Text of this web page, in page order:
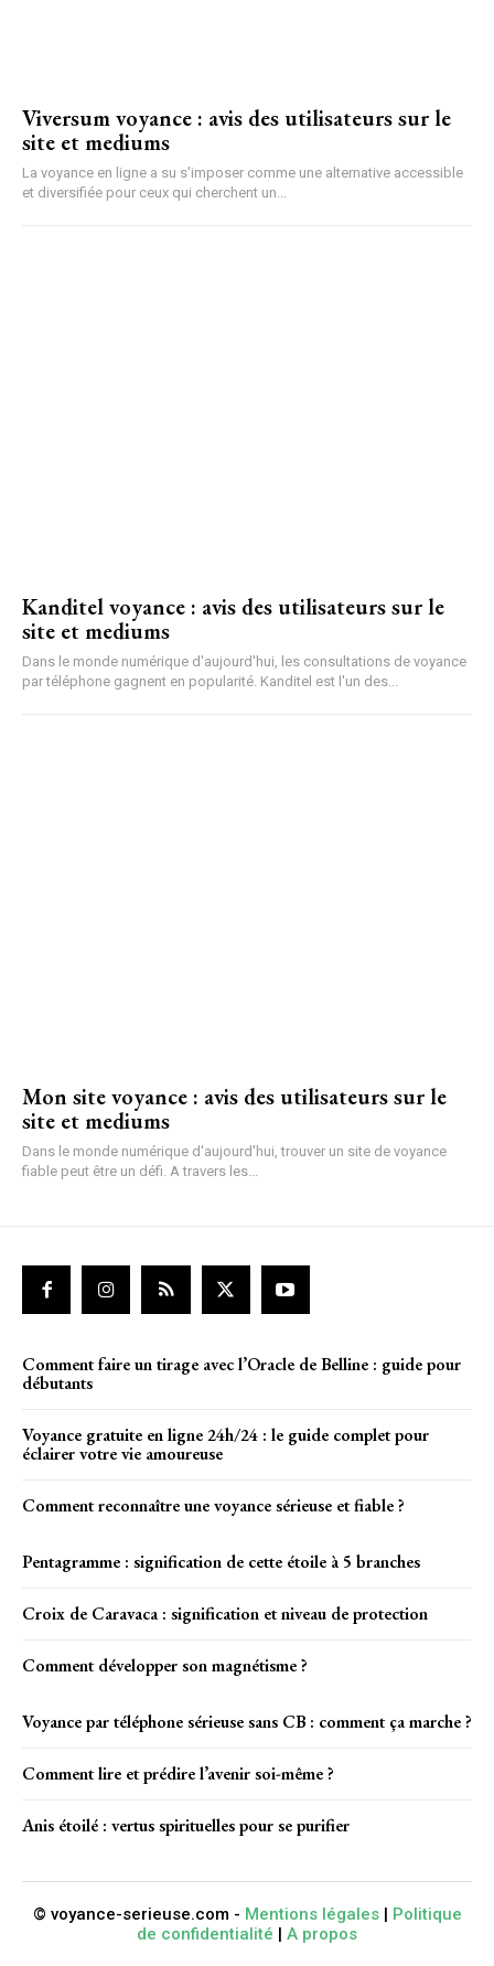
Viversum voyance : avis des utilisateurs sur le
site et mediums
La voyance en ligne a su s'imposer comme une alternative accessible
et diversifiée pour ceux qui cherchent un...
Kanditel voyance : avis des utilisateurs sur le
site et mediums
Dans le monde numérique d'aujourd'hui, les consultations de voyance
par téléphone gagnent en popularité. Kanditel est l'un des...
Mon site voyance : avis des utilisateurs sur le
site et mediums
Dans le monde numérique d'aujourd'hui, trouver un site de voyance
fiable peut être un défi. A travers les...
Comment faire un tirage avec l’Oracle de Belline : guide pour
débutants
Voyance gratuite en ligne 24h/24 : le guide complet pour
éclairer votre vie amoureuse
Comment reconnaître une voyance sérieuse et fiable ?
Pentagramme : signification de cette étoile à 5 branches
Croix de Caravaca : signification et niveau de protection
Comment développer son magnétisme ?
Voyance par téléphone sérieuse sans CB : comment ça marche ?
Comment lire et prédire l’avenir soi-même ?
Anis étoilé : vertus spirituelles pour se purifier
© voyance-serieuse.com - Mentions légales| Politique
de confidentialité | A propos